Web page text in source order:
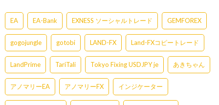
EA EA-Bank EXNESS ソーシャルトレード GEMFOREX
gogojungle gotobi LAND-FX Land-FXコピートレード
LandPrime TariTali Tokyo Fixing USDJPY je あきちゃん
アノマリーEA アノマリーFX インジケーター